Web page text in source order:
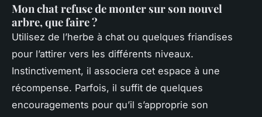
Mon chat refuse de monter sur son nouvel
arbre, que faire ?
Utilisez de l’herbe à chat ou quelques friandises
pour l’attirer vers les différents niveaux.
Instinctivement, il associera cet espace à une
récompense. Parfois, il suffit de quelques
encouragements pour qu’il s’approprie son